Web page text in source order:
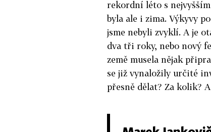
rekordní léto s
byla ale i zima. Výkyvy
jsme nebyli zvyklí. A je
dva tři roky, nebo nový
země musela nějak
se již vynaložily určité
přesně dělat? Za kolik?